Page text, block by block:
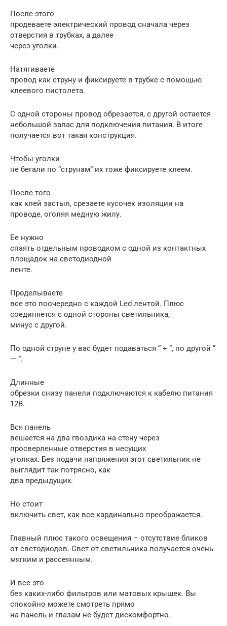
После этого
продеваете электрический провод сначала через
отверстия в трубках, а далее
через уголки.
Натягиваете
провод как струну и фиксируете в трубке с помощью
клеевого пистолета.
С одной стороны провод обрезается, с другой остается
небольшой запас для подключения питания. В итоге
получается вот такая конструкция.
Чтобы уголки
не бегали по “струнам” их тоже фиксируете клеем.
После того
как клей застыл, срезаете кусочек изоляции на
проводе, оголяя медную жилу.
Ее нужно
спаять отдельным проводком с одной из контактных
площадок на светодиодной
ленте.
Проделываете
все это поочередно с каждой Led лентой. Плюс
соединяется с одной стороны светильника,
минус с другой.
По одной струне у вас будет подаваться “ + ”, по другой “
— ”.
Длинные
обрезки снизу панели подключаются к кабелю питания
12В.
Вся панель
вешается на два гвоздика на стену через
просверленные отверстия в несущих
уголках. Без подачи напряжения этот светильник не
выглядит так потрясно, как
два предыдущих.
Но стоит
включить свет, как все кардинально преображается.
Главный плюс такого освещения – отсутствие бликов
от светодиодов. Свет от светильника получается очень
мягким и рассеянным.
И все это
без каких-либо фильтров или матовых крышек. Вы
спокойно можете смотреть прямо
на панель и глазам не будет дискомфортно.